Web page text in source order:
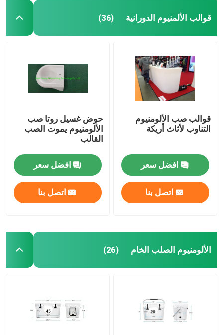
قوالب الألمنيوم الدورانية (36)
قوالب صب الألومنيوم
التناوب لأثاث أريكة
افضل سعر
اتصل بنا
حوض غسيل روتا صب
الألومنيوم يموت الصب
القالب
افضل سعر
اتصل بنا
الألومنيوم الصلب الخام (26)